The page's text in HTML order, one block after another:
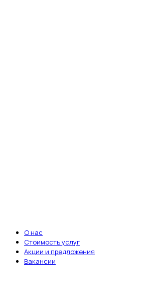
О нас
Стоимость услуг
Акции и предложения
Вакансии